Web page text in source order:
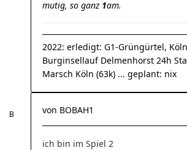
mutig, so ganz 1am.
2022: erledigt: G1-Grüngürtel,
Burginsellauf Delmenhorst 24h
Marsch Köln (63k) ... geplant: nix
von BOBAH1
ich bin im Spiel 2